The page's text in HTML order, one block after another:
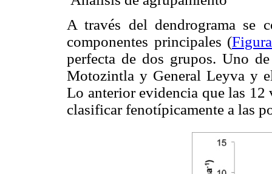
A través del dendrograma se
componentes principales (
perfecta de dos grupos. Uno
Motozintla y General Leyva y
Lo anterior evidencia que las 12
clasificar fenotípicamente a las